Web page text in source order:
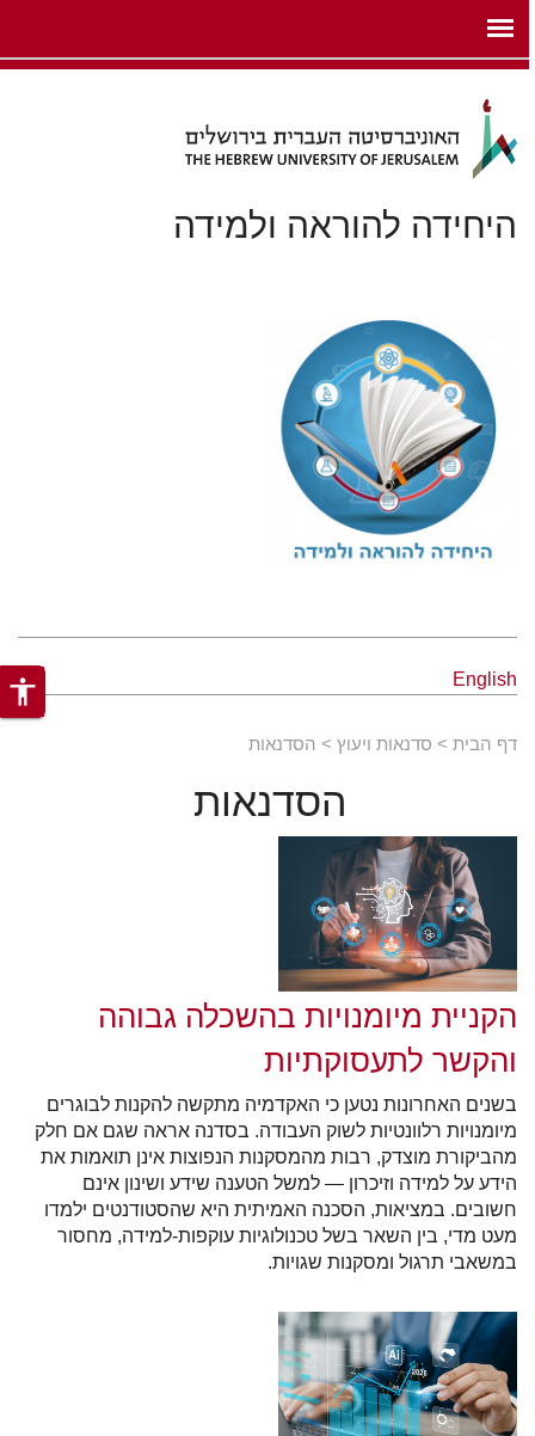
לתוכן העיקרי
גבוהה
היחידה להוראה ולמידה
English
accessibility
דף הבית סדנאות ויעוץ הסדנאות
הסדנאות
הקניית מיומנויות בהשכלה גבוהה
והקשר לתעסוקתיות
בשנים האחרונות נטען כי האקדמיה מתקשה להקנות לבוגרים
מיומנויות רלוונטיות לשוק העבודה. בסדנה אראה שגם אם חלק
מהביקורת מוצדק, רבות מהמסקנות הנפוצות אינן תואמות את
הידע על למידה וזיכרון — למשל הטענה שידע ושינון אינם
חשובים. במציאות, הסכנה האמיתית היא שהסטודנטים ילמדו
מעט מדי, בין השאר בשל טכנולוגיות עוקפות-למידה, מחסור
במשאבי תרגול ומסקנות שגויות.